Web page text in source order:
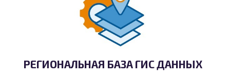
РЕГИОНАЛЬНАЯ БАЗА ГИС ДАННЫХ